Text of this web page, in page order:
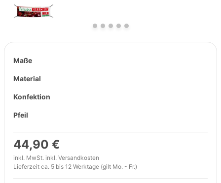
Maße
Material
Konfektion
Pfeil
44,90 €
inkl. MwSt. inkl. Versandkosten
Lieferzeit ca. 5 bis 12 Werktage (gilt Mo. - Fr.)